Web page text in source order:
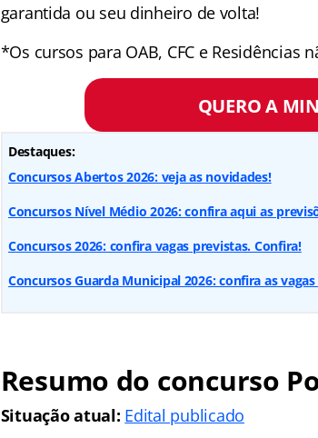
garantida ou seu dinheiro de volta!
*Os cursos para OAB, CFC e
QUERO A
Destaques:
Concursos Abertos 2026: veja as novidades!
Concursos Nível Médio 2026: confira aqui as
Concursos 2026: confira vagas previstas. Confira!
Concursos Guarda Municipal 2026: confira as
Resumo do concurso
Situação atual: Edital publicado